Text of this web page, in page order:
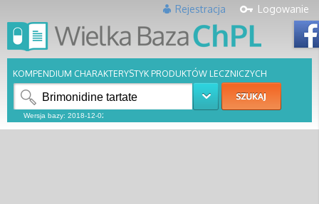
Logowanie
Rejestracja
KOMPENDIUM CHARAKTERYSTYK PRODUKTÓW LECZNICZYCH